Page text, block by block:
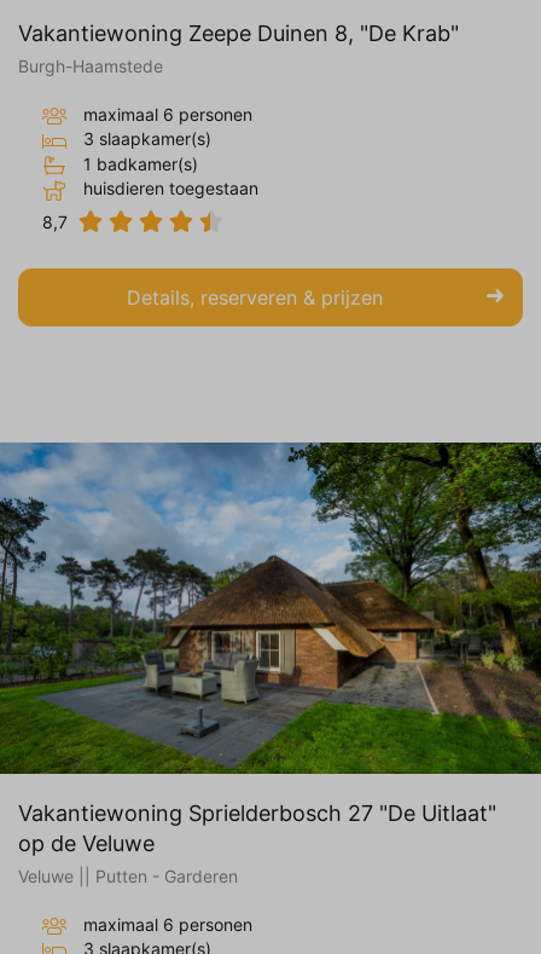
Vakantiewoning Zeepe Duinen 8, "De Krab"
Burgh-Haamstede
maximaal 6 personen
3 slaapkamer(s)
1 badkamer(s)
huisdieren toegestaan
8,7
Details, reserveren & prijzen
Vakantiewoning Sprielderbosch 27 "De Uitlaat"
op de Veluwe
Veluwe || Putten - Garderen
maximaal 6 personen
3 slaapkamer(s)